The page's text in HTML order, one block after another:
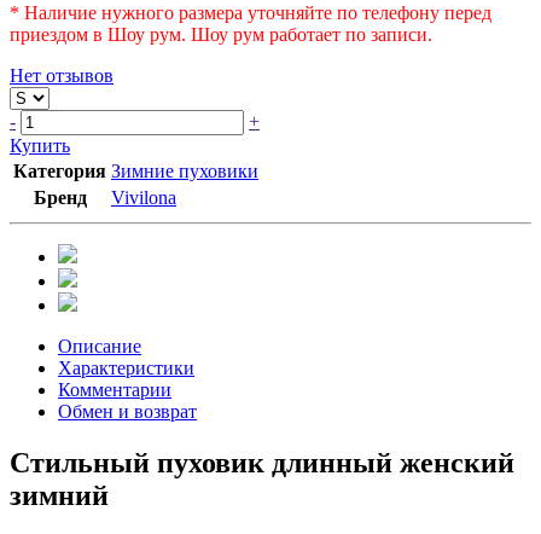
* Наличие нужного размера уточняйте по телефону перед
приездом в Шоу рум. Шоу рум работает по записи.
Нет отзывов
-
+
Купить
Категория Зимние пуховики
Бренд
Vivilona
Описание
Характеристики
Комментарии
Обмен и возврат
Стильный пуховик длинный женский
зимний